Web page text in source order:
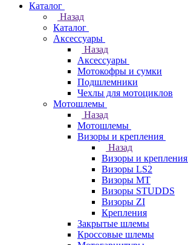
Каталог
Назад
Каталог
Аксессуары
Назад
Аксессуары
Мотокофры и сумки
Подшлемники
Чехлы для мотоциклов
Мотошлемы
Назад
Мотошлемы
Визоры и крепления
Назад
Визоры и крепления
Визоры LS2
Визоры MT
Визоры STUDDS
Визоры ZI
Крепления
Закрытые шлемы
Кроссовые шлемы